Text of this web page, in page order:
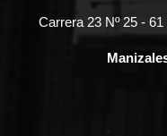
Carrera 23 Nº 25 -